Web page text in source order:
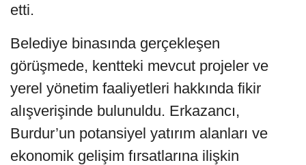
etti.
Belediye binasında gerçekleşen
görüşmede, kentteki mevcut projeler ve
yerel yönetim faaliyetleri hakkında fikir
alışverişinde bulunuldu. Erkazancı,
Burdur’un potansiyel yatırım alanları ve
ekonomik gelişim fırsatlarına ilişkin